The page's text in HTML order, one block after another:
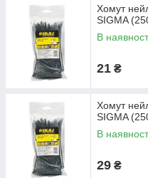
Хомут
SIGMA
В
21 ₴
Хомут
SIGMA
В
29 ₴